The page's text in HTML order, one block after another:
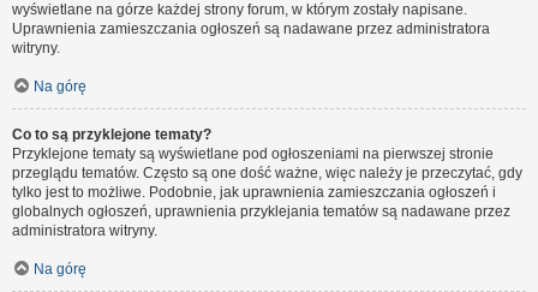
wyświetlane na górze każdej strony forum, w którym zostały napisane.
Uprawnienia zamieszczania ogłoszeń są nadawane przez administratora
witryny.
Na górę
Co to są przyklejone tematy?
Przyklejone tematy są wyświetlane pod ogłoszeniami na pierwszej stronie
przeglądu tematów. Często są one dość ważne, więc należy je przeczytać, gdy
tylko jest to możliwe. Podobnie, jak uprawnienia zamieszczania ogłoszeń i
globalnych ogłoszeń, uprawnienia przyklejania tematów są nadawane przez
administratora witryny.
Na górę